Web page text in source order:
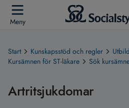
Meny
Start Kunskapsstöd och regler
Kursämnen för ST-läkare
Sök
Artritsjukdomar